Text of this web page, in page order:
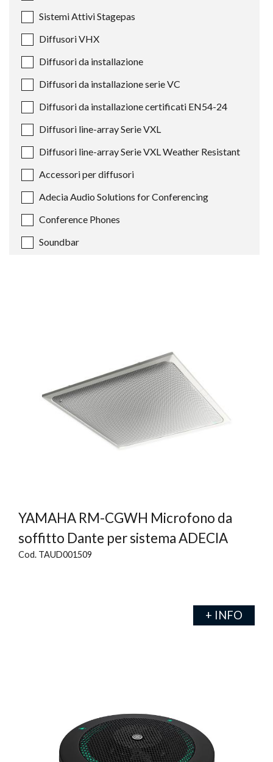
Sistemi Attivi Stagepas
Diffusori VHX
Diffusori da installazione
Diffusori da installazione serie VC
Diffusori da installazione certificati EN54-24
Diffusori line-array Serie VXL
Diffusori line-array Serie VXL Weather Resistant
Accessori per diffusori
Adecia Audio Solutions for Conferencing
Conference Phones
Soundbar
YAMAHA RM-CGWH Microfono da
soffitto Dante per sistema ADECIA
Cod. TAUD001509
+ INFO